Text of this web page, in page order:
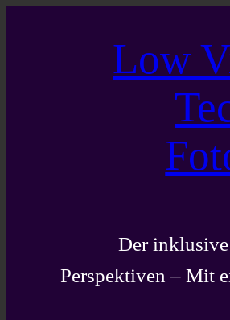
Low
Der
Perspektiven – Mit